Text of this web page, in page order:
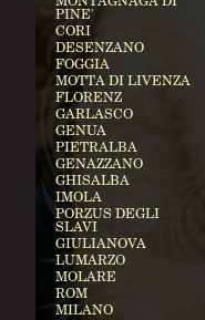
PINE'
CORI
DESENZANO
FOGGIA
MOTTA DI LIVENZA
FLORENZ
GARLASCO
GENUA
PIETRALBA
GENAZZANO
GHISALBA
IMOLA
PORZUS DEGLI
SLAVI
GIULIANOVA
LUMARZO
MOLARE
ROM
MILANO